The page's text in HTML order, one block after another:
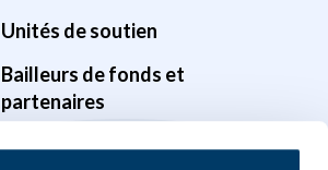
Unités de soutien
Bailleurs de fonds et
partenaires
Gouvernance